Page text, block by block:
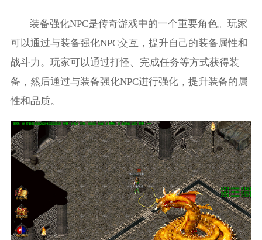
装备强化NPC是传奇游戏中的一个重要角色。玩家
可以通过与装备强化NPC交互，提升自己的装备属性和
战斗力。玩家可以通过打怪、完成任务等方式获得装
备，然后通过与装备强化NPC进行强化，提升装备的属
性和品质。